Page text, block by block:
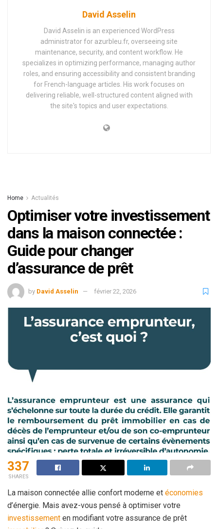
David Asselin
David Asselin is an experienced WordPress
administrator for azurbleu.fr, overseeing site
maintenance, security, and content workflow. He
specializes in optimizing performance, managing author
roles, and ensuring accessibility and consistent branding
for French-language articles. His work focuses on
delivering reliable, well-structured content aligned with
the site's topics and user expectations.
Home Actualités
Optimiser votre investissement
dans la maison connectée :
Guide pour changer
d’assurance de prêt
by David Asselin février 22, 2026
337
SHARES
La maison connectée allie confort moderne et économies
d’énergie. Mais avez-vous pensé à optimiser votre
investissement en modifiant votre assurance de prêt